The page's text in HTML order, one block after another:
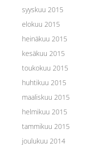
syyskuu 2015
elokuu 2015
heinäkuu 2015
kesäkuu 2015
toukokuu 2015
huhtikuu 2015
maaliskuu 2015
helmikuu 2015
tammikuu 2015
joulukuu 2014